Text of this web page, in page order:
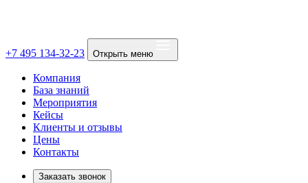
+7 495 134-32-23 Открыть меню
Компания
База знаний
Мероприятия
Кейсы
Клиенты и отзывы
Цены
Контакты
Заказать звонок